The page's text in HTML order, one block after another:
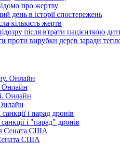
про жертву
день в історії спостережень
кількість жертв
після втрати пацієнткою
проти вирубки дерев заради
Онлайн
і "парад" дронів
США